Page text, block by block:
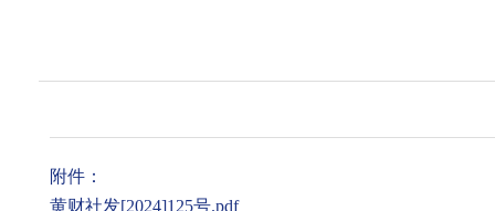
附件：
黄财社发[2024]125号.pdf